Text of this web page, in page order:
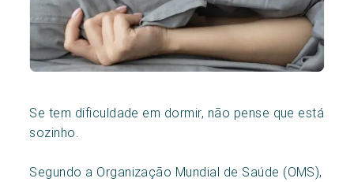
Se tem dificuldade em dormir, não pense que está
sozinho.
Segundo a Organização Mundial de Saúde (OMS),